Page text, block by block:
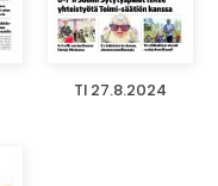
TI 27.8.2024